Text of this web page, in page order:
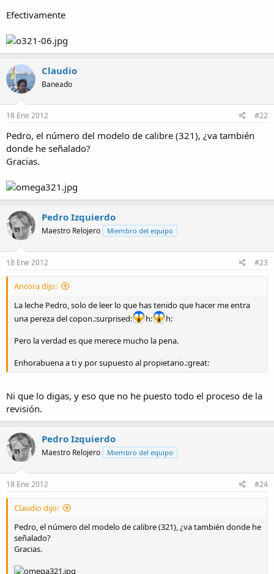
Efectivamente
Claudio
Baneado
18 Ene 2012 #22
Pedro, el número del modelo de calibre (321), ¿va también
donde he señalado?
Gracias.
Pedro Izquierdo
Maestro Relojero Miembro del equipo
18 Ene 2012 #23
Ancora dijo:
La leche Pedro, solo de leer lo que has tenido que hacer me entra
una pereza del copon.:surprised:
h:
h:
Pero la verdad es que merece mucho la pena.
Enhorabuena a ti y por supuesto al propietario.:great:
Ni que lo digas, y eso que no he puesto todo el proceso de la
revisión.
Pedro Izquierdo
Maestro Relojero Miembro del equipo
18 Ene 2012 #24
Claudio dijo:
Pedro, el número del modelo de calibre (321), ¿va también donde he
señalado?
Gracias.